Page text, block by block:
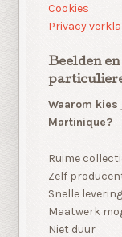
Cookies
Privacy
Beelden
Waarom
Martinique?
Ruime
Zelf
Snelle levering
Maatwerk
Niet duur